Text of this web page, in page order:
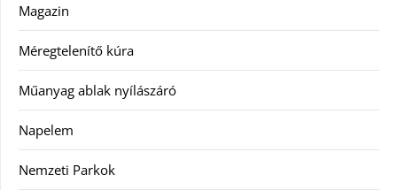
Magazin
Méregtelenítő kúra
Műanyag ablak nyílászáró
Napelem
Nemzeti Parkok